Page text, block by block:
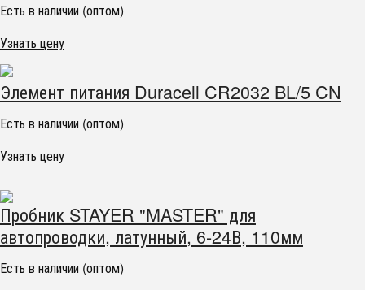
Есть в наличии (оптом)
Узнать цену
Элемент питания Duracell CR2032 BL/5 CN
Есть в наличии (оптом)
Узнать цену
Пробник STAYER "MASTER" для
автопроводки, латунный, 6-24В, 110мм
Есть в наличии (оптом)